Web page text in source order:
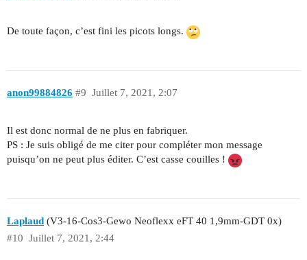
De toute façon, c’est fini les picots longs.
anon99884826 Juillet 7, 2021, 2:07
#9
Il est donc normal de ne plus en fabriquer.
PS : Je suis obligé de me citer pour compléter mon message
puisqu’on ne peut plus éditer. C’est casse couilles !
Laplaud (V3-16-Cos3-Gewo Neoflexx eFT 40 1,9mm-GDT 0x)
Juillet 7, 2021, 2:44
#10